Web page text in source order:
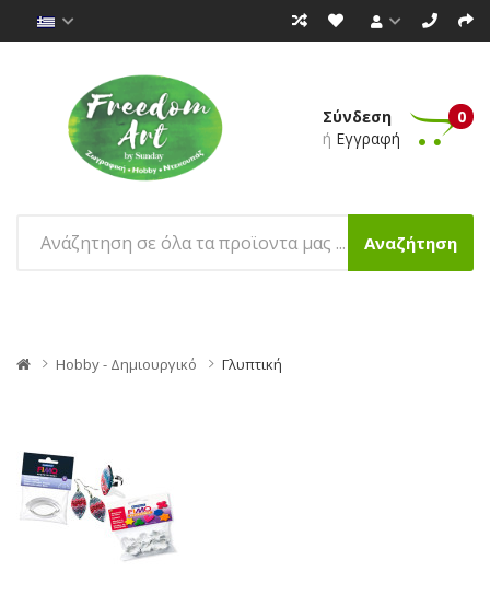
Σύνδεση
ή Εγγραφή
0
Αναζήτηση
Hobby - Δημιουργικό Γλυπτική